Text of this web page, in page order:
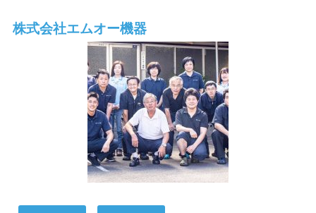
株式会社エムオー機器